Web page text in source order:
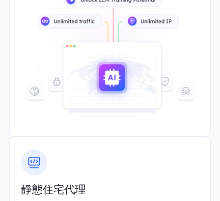
靜態住宅代理